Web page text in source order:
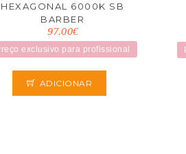
HEXAGONAL 6000K SB
BARBER
97.00€
exclusivo para profissional
ADICIONAR